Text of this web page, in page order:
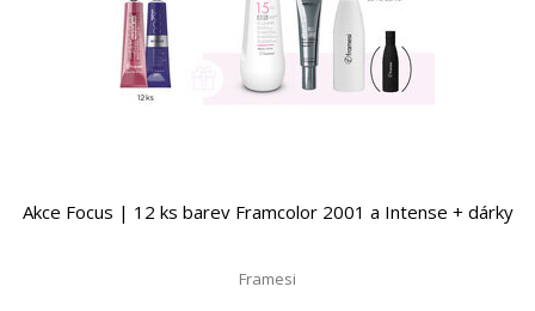
Akce Focus | 12 ks barev Framcolor 2001 a Intense + dárky
Framesi